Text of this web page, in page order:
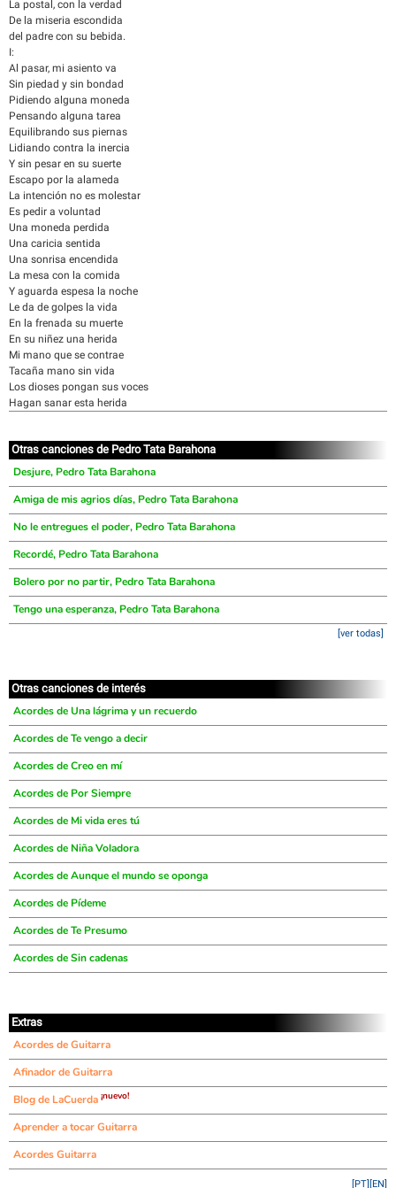
La postal, con la verdad
De la miseria escondida
del padre con su bebida.
I:
Al pasar, mi asiento va
Sin piedad y sin bondad
Pidiendo alguna moneda
Pensando alguna tarea
Equilibrando sus piernas
Lidiando contra la inercia
Y sin pesar en su suerte
Escapo por la alameda
La intención no es molestar
Es pedir a voluntad
Una moneda perdida
Una caricia sentida
Una sonrisa encendida
La mesa con la comida
Y aguarda espesa la noche
Le da de golpes la vida
En la frenada su muerte
En su niñez una herida
Mi mano que se contrae
Tacaña mano sin vida
Los dioses pongan sus voces
Hagan sanar esta herida
Otras canciones de Pedro Tata Barahona
Desjure, Pedro Tata Barahona
Amiga de mis agrios días, Pedro Tata Barahona
No le entregues el poder, Pedro Tata Barahona
Recordé, Pedro Tata Barahona
Bolero por no partir, Pedro Tata Barahona
Tengo una esperanza, Pedro Tata Barahona
[ver todas]
Otras canciones de interés
Acordes de Una lágrima y un recuerdo
Acordes de Te vengo a decir
Acordes de Creo en mí
Acordes de Por Siempre
Acordes de Mi vida eres tú
Acordes de Niña Voladora
Acordes de Aunque el mundo se oponga
Acordes de Pídeme
Acordes de Te Presumo
Acordes de Sin cadenas
Extras
Acordes de Guitarra
Afinador de Guitarra
Blog de LaCuerda ¡nuevo!
Aprender a tocar Guitarra
Acordes Guitarra
[EN]
[PT]